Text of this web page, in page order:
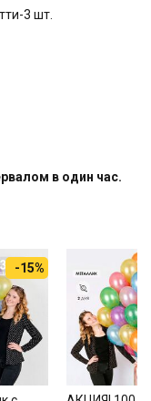
3 шт.
в один час.
-15%